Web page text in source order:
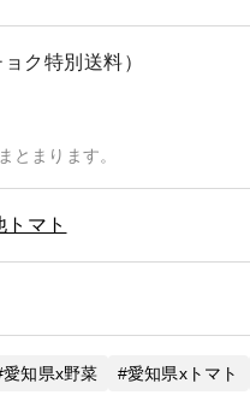
ク特別送料）
とまります。
トマト
愛知県x野菜 愛知県xトマト